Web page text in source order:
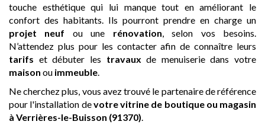
touche esthétique qui lui manque tout en améliorant le
confort des habitants. Ils pourront prendre en charge un
projet neuf ou une rénovation , selon vos besoins.
N’attendez plus pour les contacter afin de connaître leurs
tarifs et débuter les travaux de menuiserie dans votre
maison ou immeuble
Ne cherchez plus, vous avez trouvé le partenaire de référence
pour l'installation devotre vitrine de boutique ou magasin
à Verrières-le-Buisson (91370)